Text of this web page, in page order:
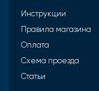
Инструкции
Правила магазина
Оплата
Схема проезда
Статьи